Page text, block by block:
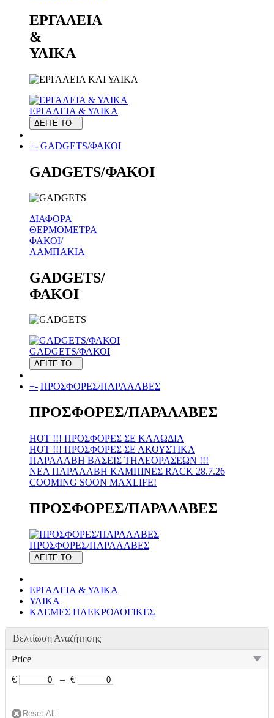
ΕΡΓΑΛΕΙΑ
&
ΥΛΙΚΑ
ΕΡΓΑΛΕΙΑ & ΥΛΙΚΑ
ΔΕΙΤΕ ΤΟ
+- GADGETS/ΦΑΚΟΙ
GADGETS/ΦΑΚΟΙ
ΔΙΑΦΟΡΑ
ΘΕΡΜΟΜΕΤΡΑ
ΦΑΚΟΙ/
ΛΑΜΠΑΚΙΑ
GADGETS/
ΦΑΚΟΙ
GADGETS/ΦΑΚΟΙ
ΔΕΙΤΕ ΤΟ
+- ΠΡΟΣΦΟΡΕΣ/ΠΑΡΑΛΑΒΕΣ
ΠΡΟΣΦΟΡΕΣ/ΠΑΡΑΛΑΒΕΣ
HOT !!! ΠΡΟΣΦΟΡΕΣ ΣΕ KAΛΩΔΙΑ
HOT !!! ΠΡΟΣΦΟΡΕΣ ΣΕ ΑΚΟΥΣΤΙΚΑ
ΠΑΡΑΛΑΒΗ ΒΑΣΕΙΣ ΤΗΛΕΟΡΑΣΕΩΝ !!!
ΝΕΑ ΠΑΡΑΛΑΒΗ KAMΠΙΝΕΣ RACK 28.7.26
COOMING SOON MAXLIFE!
ΠΡΟΣΦΟΡΕΣ/ΠΑΡΑΛΑΒΕΣ
ΠΡΟΣΦΟΡΕΣ/ΠΑΡΑΛΑΒΕΣ
ΔΕΙΤΕ ΤΟ
ΕΡΓΑΛΕΙΑ & ΥΛΙΚΑ
ΥΛΙΚΑ
ΚΛΕΜΕΣ ΗΛΕΚΡΟΛΟΓΙΚΕΣ
Βελτίωση Αναζήτησης
Price
€
– €